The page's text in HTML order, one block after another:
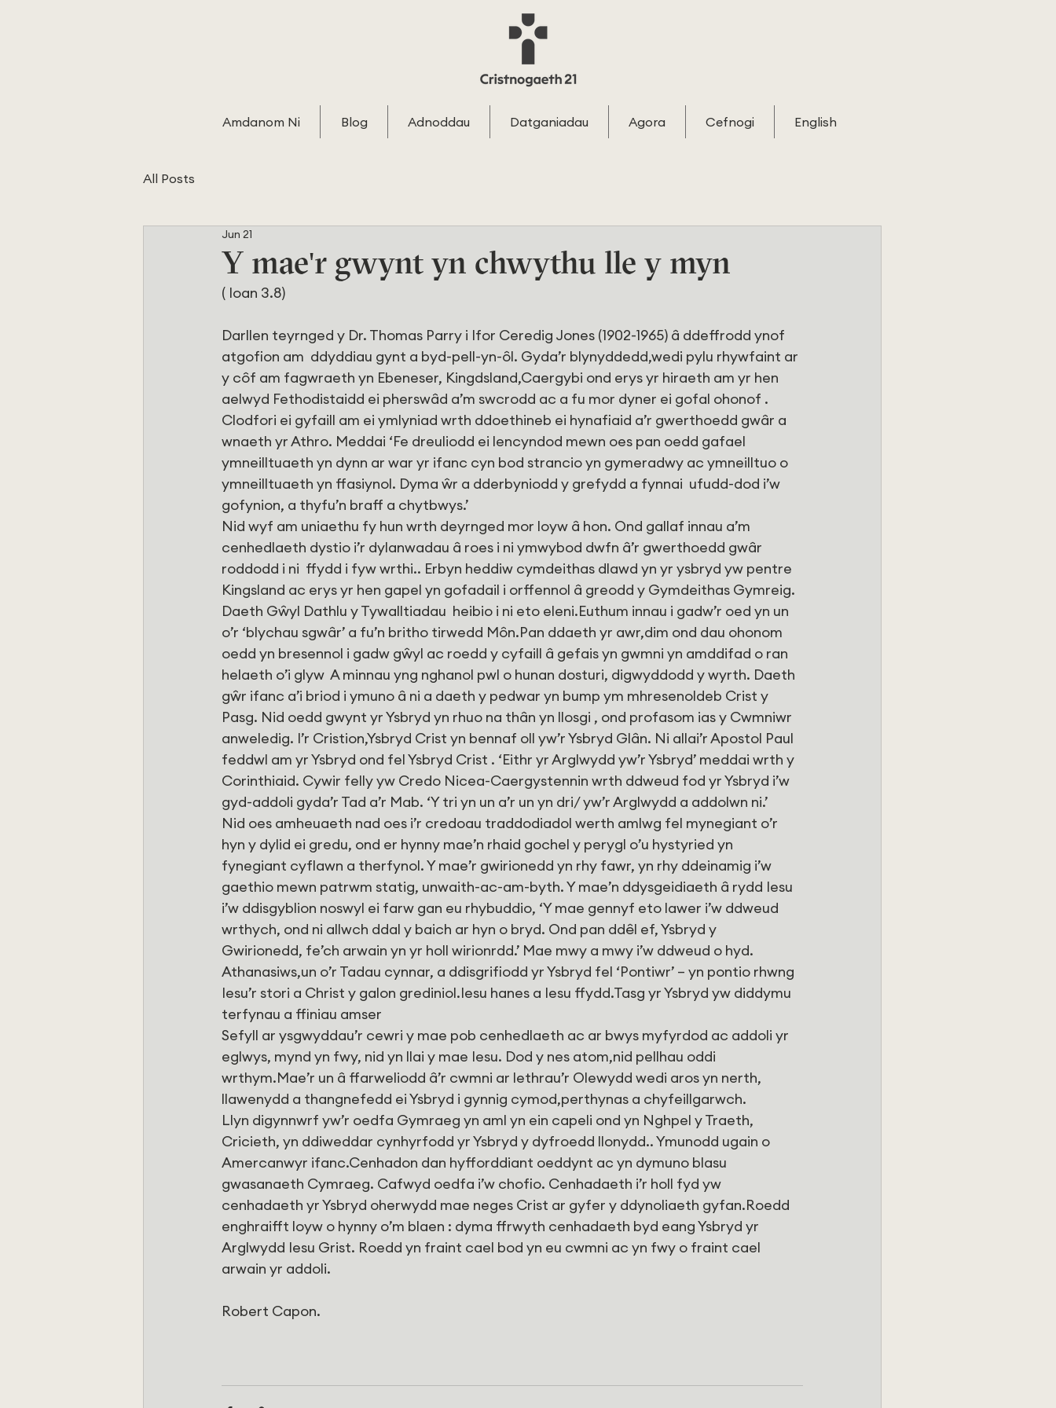
Amdanom Ni Blog Adnoddau Datganiadau Agora Cefnogi English
All Posts
Y mae'r gwynt yn chwythu lle y myn
Jun 21
( Ioan 3.8)
Darllen teyrnged y Dr. Thomas Parry i Ifor Ceredig Jones (1902-1965) â ddeffrodd ynof
atgofion am  ddyddiau gynt a byd-pell-yn-ôl. Gyda’r blynyddedd,wedi pylu rhywfaint ar
y côf am fagwraeth yn Ebeneser, Kingdsland,Caergybi ond erys yr hiraeth am yr hen
aelwyd Fethodistaidd ei pherswâd a’m swcrodd ac a fu mor dyner ei gofal ohonof .
Clodfori ei gyfaill am ei ymlyniad wrth ddoethineb ei hynafiaid a’r gwerthoedd gwâr a
wnaeth yr Athro. Meddai ‘Fe dreuliodd ei lencyndod mewn oes pan oedd gafael
ymneilltuaeth yn dynn ar war yr ifanc cyn bod strancio yn gymeradwy ac ymneilltuo o
ymneilltuaeth yn ffasiynol. Dyma ŵr a dderbyniodd y grefydd a fynnai  ufudd-dod i’w
gofynion, a thyfu’n braff a chytbwys.’
Nid wyf am uniaethu fy hun wrth deyrnged mor loyw â hon. Ond gallaf innau a’m
cenhedlaeth dystio i’r dylanwadau â roes i ni ymwybod dwfn â’r gwerthoedd gwâr
roddodd i ni  ffydd i fyw wrthi.. Erbyn heddiw cymdeithas dlawd yn yr ysbryd yw pentre
Kingsland ac erys yr hen gapel yn gofadail i orffennol â greodd y Gymdeithas Gymreig.
Daeth Gŵyl Dathlu y Tywalltiadau  heibio i ni eto eleni.Euthum innau i gadw’r oed yn un
o’r ‘blychau sgwâr’ a fu’n britho tirwedd Môn.Pan ddaeth yr awr,dim ond dau ohonom
oedd yn bresennol i gadw gŵyl ac roedd y cyfaill â gefais yn gwmni yn amddifad o ran
helaeth o’i glyw  A minnau yng nghanol pwl o hunan dosturi, digwyddodd y wyrth. Daeth
gŵr ifanc a’i briod i ymuno â ni a daeth y pedwar yn bump ym mhresenoldeb Crist y
Pasg. Nid oedd gwynt yr Ysbryd yn rhuo na thân yn llosgi , ond profasom ias y Cwmniwr
anweledig. I’r Cristion,Ysbryd Crist yn bennaf oll yw’r Ysbryd Glân. Ni allai’r Apostol Paul
feddwl am yr Ysbryd ond fel Ysbryd Crist . ‘Eithr yr Arglwydd yw’r Ysbryd’ meddai wrth y
Corinthiaid. Cywir felly yw Credo Nicea-Caergystennin wrth ddweud fod yr Ysbryd i’w
gyd-addoli gyda’r Tad a’r Mab. ‘Y tri yn un a’r un yn dri/ yw’r Arglwydd a addolwn ni.’
Nid oes amheuaeth nad oes i’r credoau traddodiadol werth amlwg fel mynegiant o’r
hyn y dylid ei gredu, ond er hynny mae’n rhaid gochel y perygl o’u hystyried yn
fynegiant cyflawn a therfynol. Y mae’r gwirionedd yn rhy fawr, yn rhy ddeinamig i’w
gaethio mewn patrwm statig, unwaith-ac-am-byth. Y mae’n ddysgeidiaeth â rydd Iesu
i’w ddisgyblion noswyl ei farw gan eu rhybuddio, ‘Y mae gennyf eto lawer i’w ddweud
wrthych, ond ni allwch ddal y baich ar hyn o bryd. Ond pan ddêl ef, Ysbryd y
Gwirionedd, fe’ch arwain yn yr holl wirionrdd.’ Mae mwy a mwy i’w ddweud o hyd.
Athanasiws,un o’r Tadau cynnar, a ddisgrifiodd yr Ysbryd fel ‘Pontiwr’ – yn pontio rhwng
Iesu’r stori a Christ y galon grediniol.Iesu hanes a Iesu ffydd.Tasg yr Ysbryd yw diddymu
terfynau a ffiniau amser
Sefyll ar ysgwyddau’r cewri y mae pob cenhedlaeth ac ar bwys myfyrdod ac addoli yr
eglwys, mynd yn fwy, nid yn llai y mae Iesu. Dod y nes atom,nid pellhau oddi
wrthym.Mae’r un â ffarweliodd â’r cwmni ar lethrau’r Olewydd wedi aros yn nerth,
llawenydd a thangnefedd ei Ysbryd i gynnig cymod,perthynas a chyfeillgarwch.
Llyn digynnwrf yw’r oedfa Gymraeg yn aml yn ein capeli ond yn Nghpel y Traeth,
Cricieth, yn ddiweddar cynhyrfodd yr Ysbryd y dyfroedd llonydd.. Ymunodd ugain o
Amercanwyr ifanc.Cenhadon dan hyfforddiant oeddynt ac yn dymuno blasu
gwasanaeth Cymraeg. Cafwyd oedfa i’w chofio. Cenhadaeth i’r holl fyd yw
cenhadaeth yr Ysbryd oherwydd mae neges Crist ar gyfer y ddynoliaeth gyfan.Roedd
enghraifft loyw o hynny o’m blaen : dyma ffrwyth cenhadaeth byd eang Ysbryd yr
Arglwydd Iesu Grist. Roedd yn fraint cael bod yn eu cwmni ac yn fwy o fraint cael
arwain yr addoli.
Robert Capon.